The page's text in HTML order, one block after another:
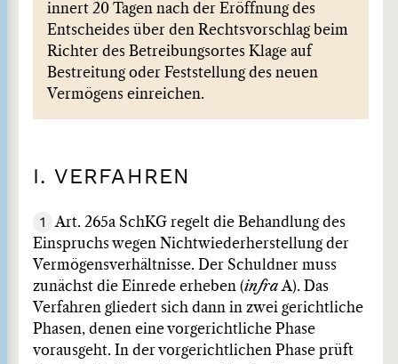
innert 20 Tagen nach der Eröffnung des
Entscheides über den Rechtsvorschlag beim
Richter des Betreibungsortes Klage auf
Bestreitung oder Feststellung des neuen
Vermögens einreichen.
I. VERFAHREN
1
Art. 265a SchKG regelt die Behandlung des
Einspruchs wegen Nichtwiederherstellung der
Vermögensverhältnisse. Der Schuldner muss
zunächst die Einrede erheben (infra A). Das
Verfahren gliedert sich dann in zwei gerichtliche
Phasen, denen eine vorgerichtliche Phase
vorausgeht. In der vorgerichtlichen Phase prüft